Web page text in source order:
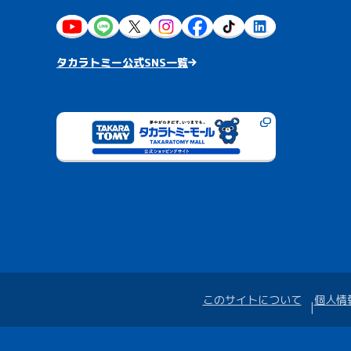
タカラトミー公式SNS一覧
このサイトについて 個人情